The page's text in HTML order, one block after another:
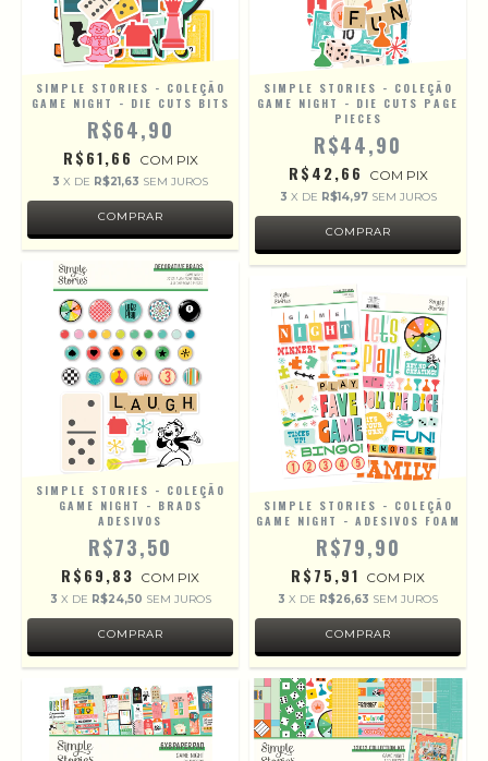
SIMPLE STORIES - COLEÇÃO
GAME NIGHT - DIE CUTS BITS
R$64,90
R$61,66 COM PIX
3 X DE R$21,63 SEM JUROS
SIMPLE STORIES - COLEÇÃO
GAME NIGHT - DIE CUTS PAGE
PIECES
R$44,90
R$42,66 COM PIX
3 X DE R$14,97 SEM JUROS
SIMPLE STORIES - COLEÇÃO
GAME NIGHT - BRADS
ADESIVOS
R$73,50
R$69,83 COM PIX
3 X DE R$24,50 SEM JUROS
SIMPLE STORIES - COLEÇÃO
GAME NIGHT - ADESIVOS FOAM
R$79,90
R$75,91 COM PIX
3 X DE R$26,63 SEM JUROS